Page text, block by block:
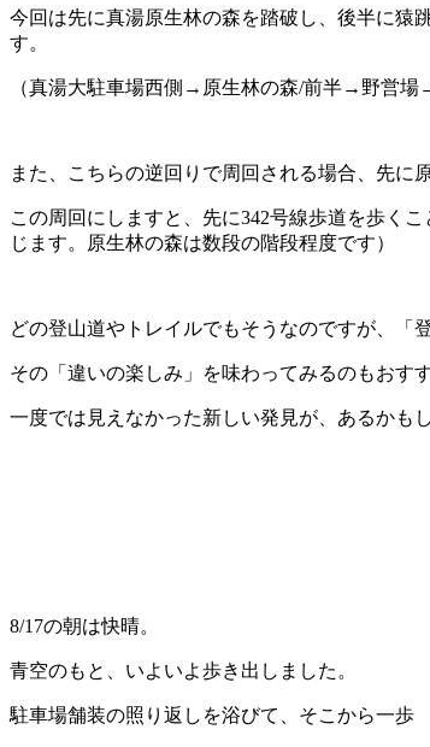
今回は先に真湯原生林の森を踏破し
す。 自動車の通行があ
（真湯大駐車場西側→原生林の森/前半→野営
また、こちらの逆回りで周回される場合、先に
この周回にしますと、先に342号線歩道を歩く
じます。原生林の森は数段の階段程度です）
どの登山道やトレイルでもそうなのですが、「
その「違いの楽しみ」を味わってみるのもおす
一度では見えなかった新しい発見が、あるかも
8/17の朝は快晴。
青空のもと、いよいよ歩き出しました。
駐車場舗装の照り返しを浴びて、そこから一歩